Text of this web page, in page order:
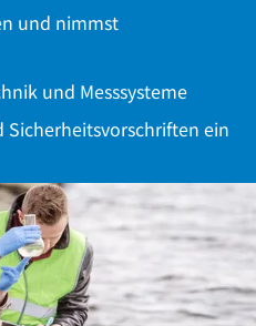
und nimmst
und Messsysteme
Sicherheitsvorschriften ein